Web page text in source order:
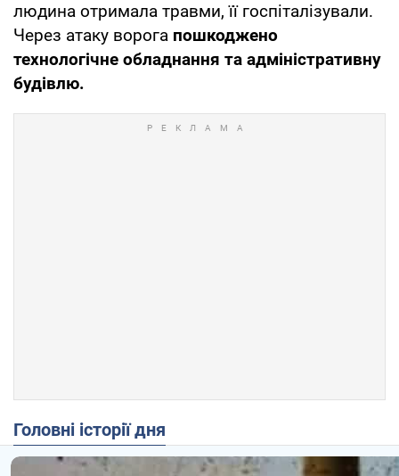
людина отримала травми, її госпіталізували.
Через атаку ворога пошкоджено
технологічне обладнання та адміністративну
будівлю.
Головні історії дня